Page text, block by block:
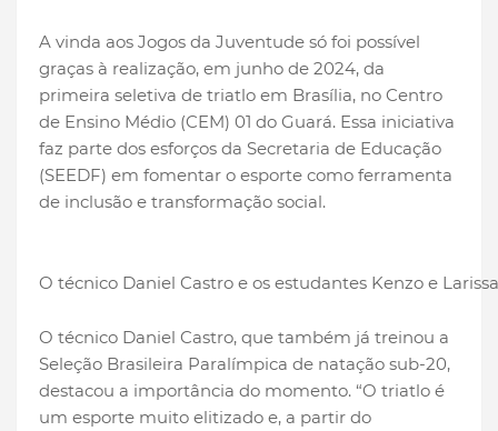
A vinda aos Jogos da Juventude só foi possível
graças à realização, em junho de 2024, da
primeira seletiva de triatlo em Brasília, no Centro
de Ensino Médio (CEM) 01 do Guará. Essa iniciativa
faz parte dos esforços da Secretaria de Educação
(SEEDF) em fomentar o esporte como ferramenta
de inclusão e transformação social.
O técnico Daniel Castro e os estudantes Kenzo e
O técnico Daniel Castro, que também já treinou a
Seleção Brasileira Paralímpica de natação sub-20,
destacou a importância do momento. “O triatlo é
um esporte muito elitizado e, a partir do